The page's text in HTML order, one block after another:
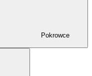
Pokrowce